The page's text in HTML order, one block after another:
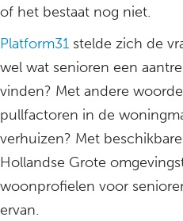
of het bestaat nog niet.
Platform31 stelde zich de
wel wat senioren een
vinden? Met andere
pullfactoren in de
verhuizen? Met
Hollandse Grote
woonprofielen voor
ervan.